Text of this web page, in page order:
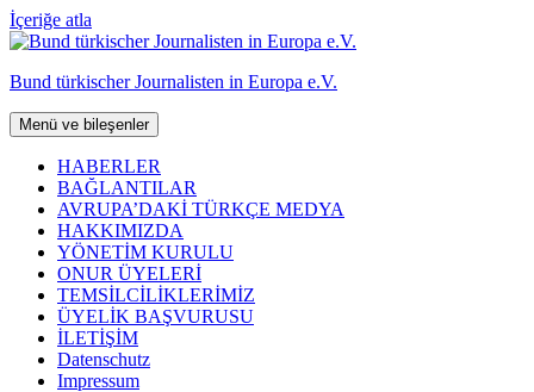
İçeriğe atla
Bund türkischer Journalisten in Europa e.V.
Menü ve bileşenler
HABERLER
BAĞLANTILAR
AVRUPA’DAKİ TÜRKÇE MEDYA
HAKKIMIZDA
YÖNETİM KURULU
ONUR ÜYELERİ
TEMSİLCİLİKLERİMİZ
ÜYELİK BAŞVURUSU
İLETİŞİM
Datenschutz
Impressum